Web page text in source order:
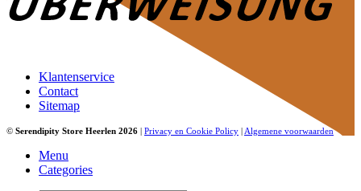
Klantenservice
Contact
Sitemap
© Serendipity Store Heerlen 2026 | Privacy en Cookie Policy | Algemene voorwaarden
Menu
Categories